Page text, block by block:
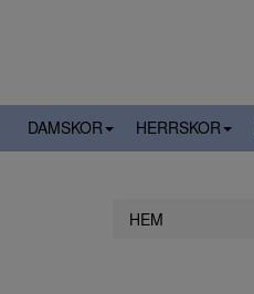
DAMSKOR HERRSKOR
HEM